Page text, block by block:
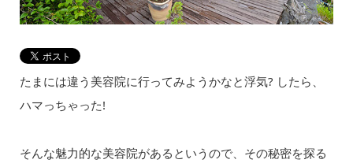
たまには違う美容院に行ってみようかなと浮気? したら、
ハマっちゃった!
そんな魅力的な美容院があるというので、その秘密を探る